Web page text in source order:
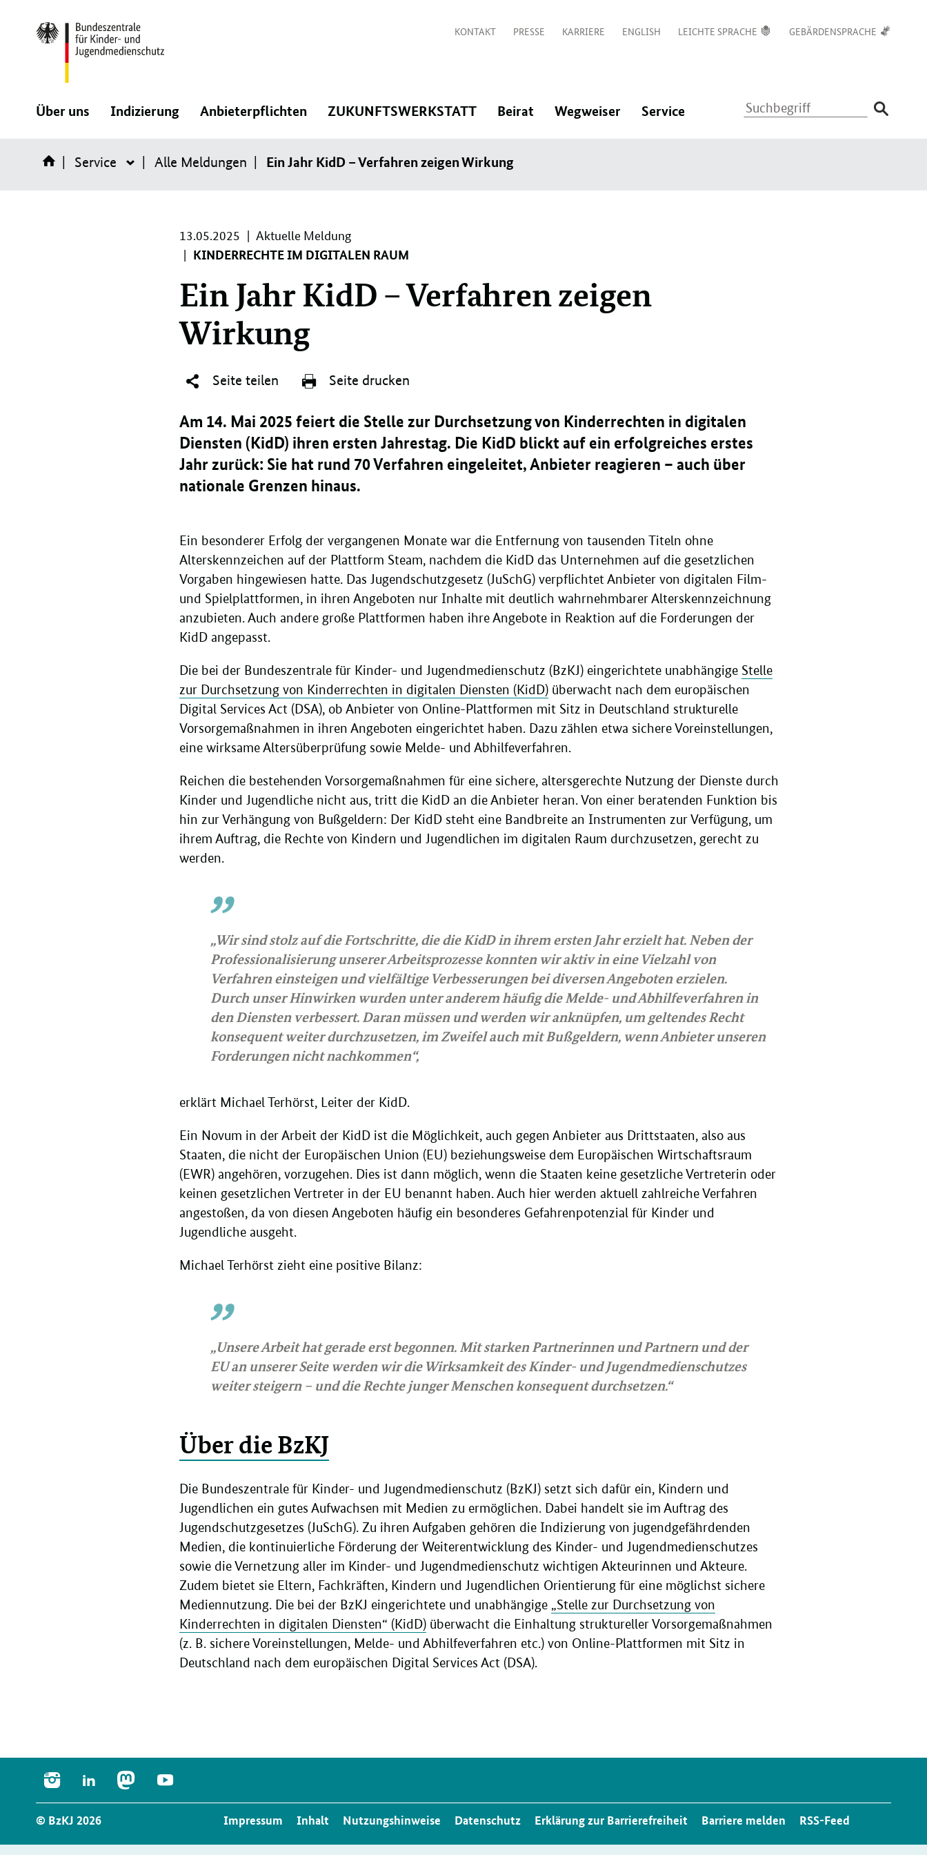
KONTAKT PRESSE KARRIERE ENGLISH LEICHTE SPRACHE GEBÄRDENSPRACHE
Über uns
öffnen/schließen
Indizierung
öffnen/schließen
Anbieterpflichten:
öffnen/schließen
ZUKUNFTSWERKSTATT:
öffnen/schließen
Beirat Wegweiser:
Service Suchbegriff
Service Service
Alle Meldungen Ein Jahr KidD – Verfahren zeigen Wirkung
KINDERRECHTE IM DIGITALEN RAUM
Ein Jahr KidD – Verfahren zeigen
Wirkung
13.05.2025 13.
05.
2025
Aktuelle Meldung
Seite teilen Seite drucken
Am 14. Mai 2025 feiert die Stelle zur Durchsetzung von Kinderrechten in digitalen
Diensten (KidD) ihren ersten Jahrestag. Die KidD blickt auf ein erfolgreiches erstes
Jahr zurück: Sie hat rund 70 Verfahren eingeleitet, Anbieter reagieren – auch über
nationale Grenzen hinaus.
Ein besonderer Erfolg der vergangenen Monate war die Entfernung von tausenden Titeln ohne
Alterskennzeichen auf der Plattform Steam, nachdem die KidD das Unternehmen auf die gesetzlichen
Vorgaben hingewiesen hatte. Das Jugendschutzgesetz (JuSchG) verpflichtet Anbieter von digitalen Film-
und Spielplattformen, in ihren Angeboten nur Inhalte mit deutlich wahrnehmbarer Alterskennzeichnung
anzubieten. Auch andere große Plattformen haben ihre Angebote in Reaktion auf die Forderungen der
KidD angepasst.
Die bei der Bundeszentrale für Kinder- und Jugendmedienschutz (BzKJ) eingerichtete unabhängige Stelle
zur Durchsetzung von Kinderrechten in digitalen Diensten (KidD) überwacht nach dem europäischen
Digital Services Act (DSA), ob Anbieter von Online-Plattformen mit Sitz in Deutschland strukturelle
Vorsorgemaßnahmen in ihren Angeboten eingerichtet haben. Dazu zählen etwa sichere Voreinstellungen,
eine wirksame Altersüberprüfung sowie Melde- und Abhilfeverfahren.
Reichen die bestehenden Vorsorgemaßnahmen für eine sichere, altersgerechte Nutzung der Dienste durch
Kinder und Jugendliche nicht aus, tritt die KidD an die Anbieter heran. Von einer beratenden Funktion bis
hin zur Verhängung von Bußgeldern: Der KidD steht eine Bandbreite an Instrumenten zur Verfügung, um
ihrem Auftrag, die Rechte von Kindern und Jugendlichen im digitalen Raum durchzusetzen, gerecht zu
werden.
„Wir sind stolz auf die Fortschritte, die die KidD in ihrem ersten Jahr erzielt hat. Neben der
Professionalisierung unserer Arbeitsprozesse konnten wir aktiv in eine Vielzahl von
Verfahren einsteigen und vielfältige Verbesserungen bei diversen Angeboten erzielen.
Durch unser Hinwirken wurden unter anderem häufig die Melde- und Abhilfeverfahren in
den Diensten verbessert. Daran müssen und werden wir anknüpfen, um geltendes Recht
konsequent weiter durchzusetzen, im Zweifel auch mit Bußgeldern, wenn Anbieter unseren
Forderungen nicht nachkommen“,
erklärt Michael Terhörst, Leiter der KidD.
Ein Novum in der Arbeit der KidD ist die Möglichkeit, auch gegen Anbieter aus Drittstaaten, also aus
Staaten, die nicht der Europäischen Union (EU) beziehungsweise dem Europäischen Wirtschaftsraum
(EWR) angehören, vorzugehen. Dies ist dann möglich, wenn die Staaten keine gesetzliche Vertreterin oder
keinen gesetzlichen Vertreter in der EU benannt haben. Auch hier werden aktuell zahlreiche Verfahren
angestoßen, da von diesen Angeboten häufig ein besonderes Gefahrenpotenzial für Kinder und
Jugendliche ausgeht.
Michael Terhörst zieht eine positive Bilanz:
„Unsere Arbeit hat gerade erst begonnen. Mit starken Partnerinnen und Partnern und der
EU an unserer Seite werden wir die Wirksamkeit des Kinder- und Jugendmedienschutzes
weiter steigern – und die Rechte junger Menschen konsequent durchsetzen.“
Über die BzKJ
Die Bundeszentrale für Kinder- und Jugendmedienschutz (BzKJ) setzt sich dafür ein, Kindern und
Jugendlichen ein gutes Aufwachsen mit Medien zu ermöglichen. Dabei handelt sie im Auftrag des
Jugendschutzgesetzes (JuSchG). Zu ihren Aufgaben gehören die Indizierung von jugendgefährdenden
Medien, die kontinuierliche Förderung der Weiterentwicklung des Kinder- und Jugendmedienschutzes
sowie die Vernetzung aller im Kinder- und Jugendmedienschutz wichtigen Akteurinnen und Akteure.
Zudem bietet sie Eltern, Fachkräften, Kindern und Jugendlichen Orientierung für eine möglichst sichere
Mediennutzung. Die bei der BzKJ eingerichtete und unabhängige „Stelle zur Durchsetzung von
Kinderrechten in digitalen Diensten“ (KidD) überwacht die Einhaltung struktureller Vorsorgemaßnahmen
(z. B. sichere Voreinstellungen, Melde- und Abhilfeverfahren etc.) von Online-Plattformen mit Sitz in
Deutschland nach dem europäischen Digital Services Act (DSA).
INSTAGRAM
LINKEDINMASTODON
© BzKJ 2026
Service
Impressum Inhalt Nutzungshinweise Datenschutz Erklärung zur Barrierefreiheit Barriere melden RSS-Feed